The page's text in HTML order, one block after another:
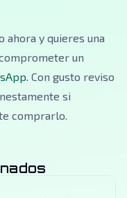
ahora y quieres una
un
. Con gusto reviso
si
comprarlo.